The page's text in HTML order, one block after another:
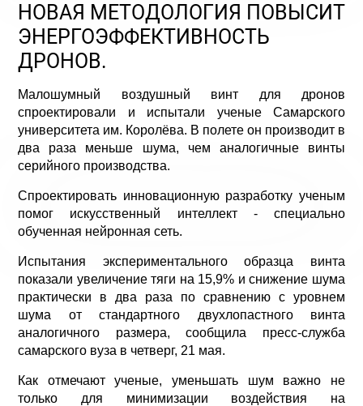
НОВАЯ МЕТОДОЛОГИЯ ПОВЫСИТ
ЭНЕРГОЭФФЕКТИВНОСТЬ
ДРОНОВ.
Малошумный воздушный винт для дронов
спроектировали и испытали ученые Самарского
университета им. Королёва. В полете он производит в
два раза меньше шума, чем аналогичные винты
серийного производства.
Спроектировать инновационную разработку ученым
помог искусственный интеллект - специально
обученная нейронная сеть.
Испытания экспериментального образца винта
показали увеличение тяги на 15,9% и снижение шума
практически в два раза по сравнению с уровнем
шума от стандартного двухлопастного винта
аналогичного размера, сообщила пресс-служба
самарского вуза в четверг, 21 мая.
Как отмечают ученые, уменьшать шум важно не
только для минимизации воздействия на